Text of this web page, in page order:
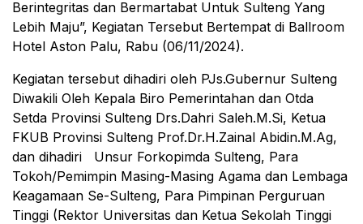
Berintegritas dan Bermartabat Untuk Sulteng Yang
Lebih Maju”, Kegiatan Tersebut Bertempat di Ballroom
Hotel Aston Palu, Rabu (06/11/2024).
Kegiatan tersebut dihadiri oleh PJs.Gubernur Sulteng
Diwakili Oleh Kepala Biro Pemerintahan dan Otda
Setda Provinsi Sulteng Drs.Dahri Saleh.M.Si, Ketua
FKUB Provinsi Sulteng Prof.Dr.H.Zainal Abidin.M.Ag,
dan dihadiri Unsur Forkopimda Sulteng, Para
Tokoh/Pemimpin Masing-Masing Agama dan Lembaga
Keagamaan Se-Sulteng, Para Pimpinan Perguruan
Tinggi (Rektor Universitas dan Ketua Sekolah Tinggi